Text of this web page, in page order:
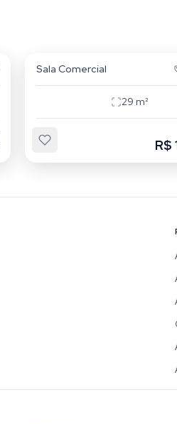
Sala Comercial
29 m²
R$